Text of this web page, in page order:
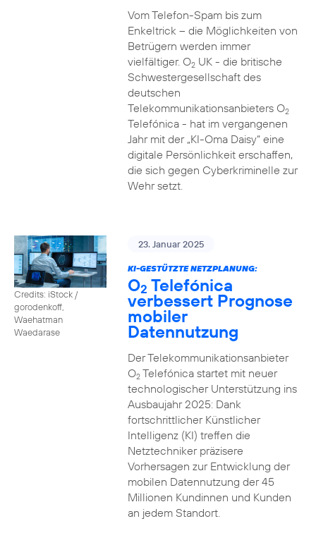
Vom Telefon-Spam bis zum
Enkeltrick – die Möglichkeiten von
Betrügern werden immer
vielfältiger. O2UK - die britische
Schwestergesellschaft des
deutschen
Telekommunikationsanbieters O2
Telefónica - hat im vergangenen
Jahr mit der „KI-Oma Daisy“ eine
digitale Persönlichkeit erschaffen,
die sich gegen Cyberkriminelle zur
Wehr setzt.
Credits: iStock /
gorodenkoff,
Waehatman
Waedarase
23. Januar 2025
KI-GESTÜTZTE NETZPLANUNG:
O2 Telefónica
verbessert Prognose
mobiler
Datennutzung
Der Telekommunikationsanbieter
O2Telefónica startet mit neuer
technologischer Unterstützung ins
Ausbaujahr 2025: Dank
fortschrittlicher Künstlicher
Intelligenz (KI) treffen die
Netztechniker präzisere
Vorhersagen zur Entwicklung der
mobilen Datennutzung der 45
Millionen Kundinnen und Kunden
an jedem Standort.